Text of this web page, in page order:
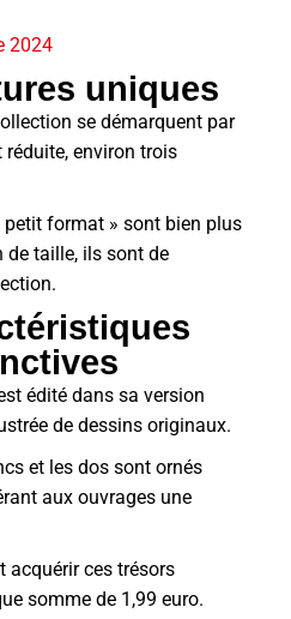
2024
uniques
se démarquent par
environ trois
petit format » sont bien plus
de taille, ils sont de
édité dans sa version
de dessins originaux.
et les dos sont ornés
aux ouvrages une
acquérir ces trésors
somme de 1,99 euro.